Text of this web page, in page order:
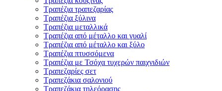
Τραπέζια τραπεζαρίας
Τραπέζια ξύλινα
Τραπέζια μεταλλικά
Τραπέζια από μέταλλο και γυαλί
Τραπέζια από μέταλλο και ξύλο
Τραπέζια πτυσσόμενα
Τραπέζια με Τσόχα τυχερών παιχνιδιών
Τραπεζαρίες σετ
Τραπεζάκια σαλονιού
Τραπεζάκια τηλεόρασης